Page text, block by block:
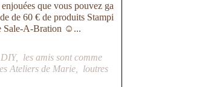
que vous pouvez ga
de 60 € de produits Stampi
Sale-A-Bration ☺...
DIY, les amis sont comme
Ateliers de Marie
loutres